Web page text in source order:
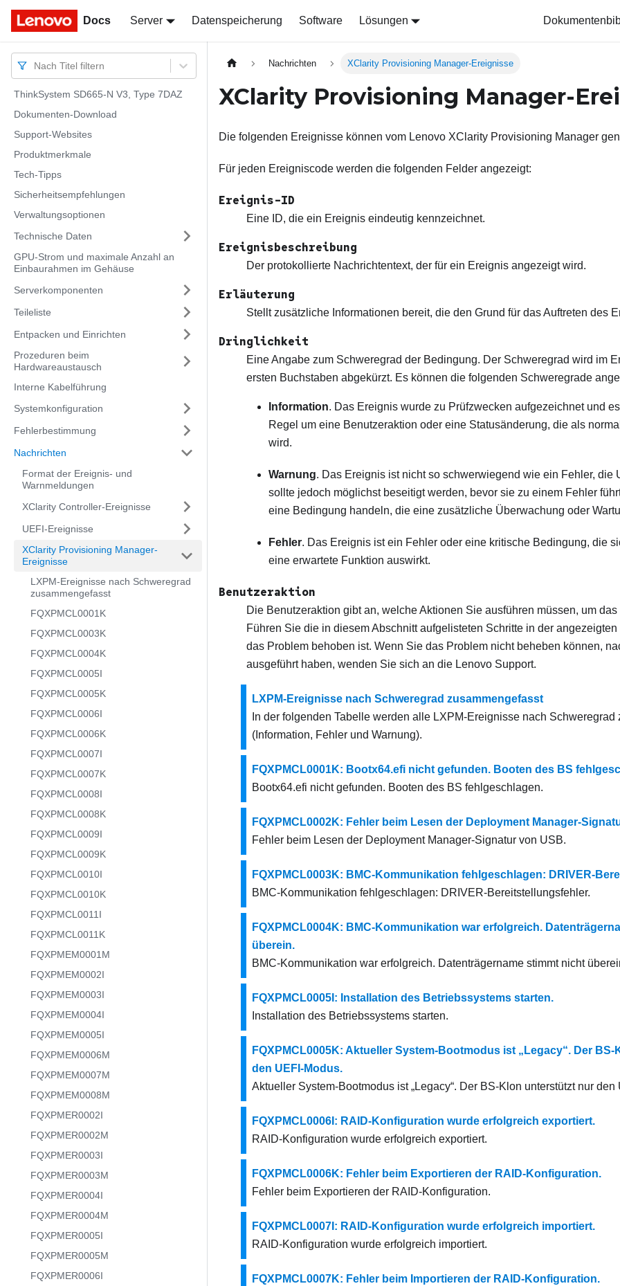
Docs Server Datenspeicherung Software Lösungen
Docs
Nach Titel filtern
ThinkSystem SD665-N V3, Type 7DAZ
Dokumenten-Download
Support-Websites
Produktmerkmale
Tech-Tipps
Sicherheitsempfehlungen
Verwaltungsoptionen
Technische Daten
GPU-Strom und maximale Anzahl an
Einbaurahmen im Gehäuse
Serverkomponenten
Teileliste
Entpacken und Einrichten
Prozeduren beim
Hardwareaustausch
Interne Kabelführung
Systemkonfiguration
Fehlerbestimmung
Nachrichten
Format der Ereignis- und
Warnmeldungen
XClarity Controller-Ereignisse
UEFI-Ereignisse
XClarity Provisioning Manager-
Ereignisse
LXPM-Ereignisse nach Schweregrad
zusammengefasst
FQXPMCL0001K
FQXPMCL0003K
FQXPMCL0004K
FQXPMCL0005I
FQXPMCL0005K
FQXPMCL0006I
FQXPMCL0006K
FQXPMCL0007I
FQXPMCL0007K
FQXPMCL0008I
FQXPMCL0008K
FQXPMCL0009I
FQXPMCL0009K
FQXPMCL0010I
FQXPMCL0010K
FQXPMCL0011I
FQXPMCL0011K
FQXPMEM0001M
FQXPMEM0002I
FQXPMEM0003I
FQXPMEM0004I
FQXPMEM0005I
FQXPMEM0006M
FQXPMEM0007M
FQXPMEM0008M
FQXPMER0002I
FQXPMER0002M
FQXPMER0003I
FQXPMER0003M
FQXPMER0004I
FQXPMER0004M
FQXPMER0005I
FQXPMER0005M
FQXPMER0006I
Nachrichten XClarity Provisioning Manager-Ereignisse
XClarity Provisioning Manager-
Die folgenden Ereignisse können vom Lenovo XClarity Provisioning Manager
Für jeden Ereigniscode werden die folgenden Felder angezeigt:
Ereignis-ID
Eine ID, die ein Ereignis eindeutig kennzeichnet.
Ereignisbeschreibung
Der protokollierte Nachrichtentext, der für ein Ereignis angezeigt wird.
Erläuterung
Stellt zusätzliche Informationen bereit, die den Grund für das Auftreten des
Dringlichkeit
Eine Angabe zum Schweregrad der Bedingung. Der Schweregrad wird im
ersten Buchstaben abgekürzt. Es können die folgenden Schweregrade
Information. Das Ereignis wurde zu Prüfzwecken aufgezeichnet und
Regel um eine Benutzeraktion oder eine Statusänderung, die als
wird.
Warnung. Das Ereignis ist nicht so schwerwiegend wie ein Fehler, die
sollte jedoch möglichst beseitigt werden, bevor sie zu einem Fehler
eine Bedingung handeln, die eine zusätzliche Überwachung oder
Fehler. Das Ereignis ist ein Fehler oder eine kritische Bedingung, die
eine erwartete Funktion auswirkt.
Benutzeraktion
Die Benutzeraktion gibt an, welche Aktionen Sie ausführen müssen, um
Führen Sie die in diesem Abschnitt aufgelisteten Schritte in der
das Problem behoben ist. Wenn Sie das Problem nicht beheben können,
ausgeführt haben, wenden Sie sich an die Lenovo Support.
LXPM-Ereignisse nach Schweregrad zusammengefasst
In der folgenden Tabelle werden alle LXPM-Ereignisse nach Schweregrad
(Information, Fehler und Warnung).
FQXPMCL0001K: Bootx64.efi nicht gefunden. Booten des BS
Bootx64.efi nicht gefunden. Booten des BS fehlgeschlagen.
FQXPMCL0002K: Fehler beim Lesen der Deployment Manager-
Fehler beim Lesen der Deployment Manager-Signatur von USB.
FQXPMCL0003K: BMC-Kommunikation fehlgeschlagen: DRIVER-
BMC-Kommunikation fehlgeschlagen: DRIVER-Bereitstellungsfehler.
FQXPMCL0004K: BMC-Kommunikation war erfolgreich.
überein.
BMC-Kommunikation war erfolgreich. Datenträgername stimmt nicht
FQXPMCL0005I: Installation des Betriebssystems starten.
Installation des Betriebssystems starten.
FQXPMCL0005K: Aktueller System-Bootmodus ist „Legacy“. Der
den UEFI-Modus.
Aktueller System-Bootmodus ist „Legacy“. Der BS-Klon unterstützt nur den
FQXPMCL0006I: RAID-Konfiguration wurde erfolgreich exportiert.
RAID-Konfiguration wurde erfolgreich exportiert.
FQXPMCL0006K: Fehler beim Exportieren der RAID-Konfiguration.
Fehler beim Exportieren der RAID-Konfiguration.
FQXPMCL0007I: RAID-Konfiguration wurde erfolgreich importiert.
RAID-Konfiguration wurde erfolgreich importiert.
FQXPMCL0007K: Fehler beim Importieren der RAID-Konfiguration.